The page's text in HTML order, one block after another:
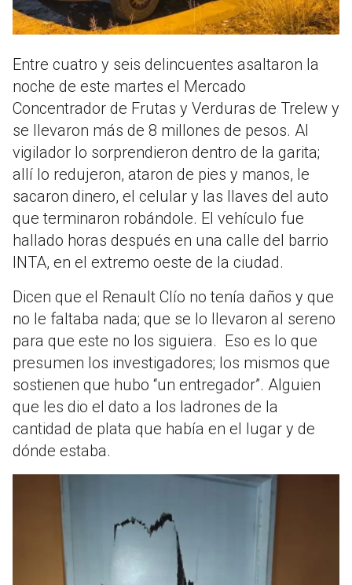
Entre cuatro y seis delincuentes asaltaron la
noche de este martes el Mercado
Concentrador de Frutas y Verduras de Trelew y
se llevaron más de 8 millones de pesos. Al
vigilador lo sorprendieron dentro de la garita;
allí lo redujeron, ataron de pies y manos, le
sacaron dinero, el celular y las llaves del auto
que terminaron robándole. El vehículo fue
hallado horas después en una calle del barrio
INTA, en el extremo oeste de la ciudad.
Dicen que el Renault Clío no tenía daños y que
no le faltaba nada; que se lo llevaron al sereno
para que este no los siguiera. Eso es lo que
presumen los investigadores; los mismos que
sostienen que hubo “un entregador”. Alguien
que les dio el dato a los ladrones de la
cantidad de plata que había en el lugar y de
dónde estaba.